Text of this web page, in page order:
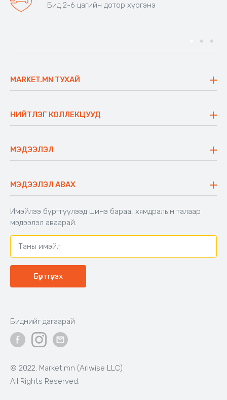
Бид 2-6 цагийн дотор хүргэнэ
MARKET.MN ТУХАЙ
Үнэт зүйлс
Ажлын байр
Блог
НИЙТЛЭГ КОЛЛЕКЦУУД
Сүүдрэвч
Аяны ширээ
Аяны түшлэгтэй сандал
МЭДЭЭЛЭЛ
Буцаалтын журам
Захиалга шалгах
Хамтран ажиллах
Холбоо барих
МЭДЭЭЛЭЛ АВАХ
Имэйлээ бүртгүүлээд шинэ бараа, хямдралын талаар
мэдээлэл аваарай.
Бүртгүүлэх
© 2022. Market.mn (Ariwise LLC)
All Rights Reserved.
Биднийг дагаарай